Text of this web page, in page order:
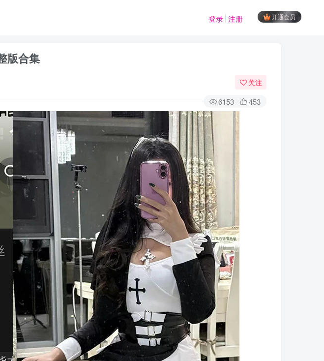
开通会员
登录 注册
版合集
关注
6153 453